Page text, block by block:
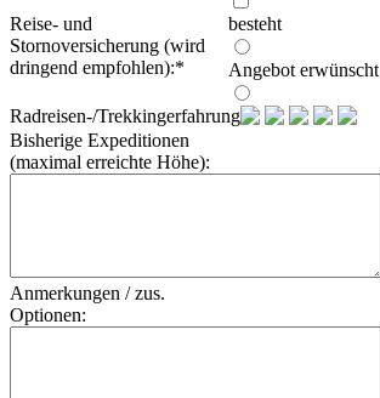
Reise- und
Stornoversicherung (wird
dringend empfohlen):*
besteht
Angebot erwünscht
Radreisen-/Trekkingerfahrung:
Bisherige Expeditionen
(maximal erreichte Höhe):
Anmerkungen / zus.
Optionen: